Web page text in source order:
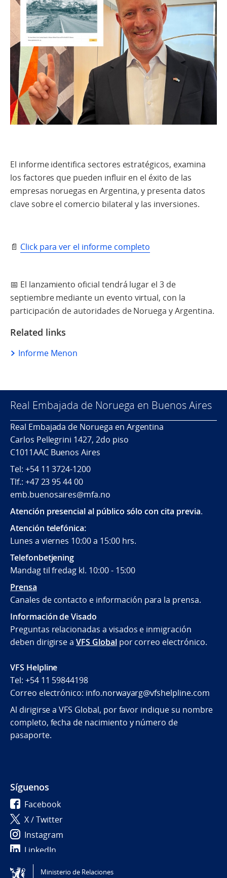
El informe identifica sectores estratégicos, examina
los factores que pueden influir en el éxito de las
empresas noruegas en Argentina, y presenta datos
clave sobre el comercio bilateral y las inversiones.
📄 Click para ver el informe completo
📅 El lanzamiento oficial tendrá lugar el 3 de
septiembre mediante un evento virtual, con la
participación de autoridades de Noruega y Argentina.
Related links
Informe Menon
Real Embajada de Noruega en Buenos Aires
Real Embajada de Noruega en Argentina
Carlos Pellegrini 1427, 2do piso
C1011AAC Buenos Aires
Tel: +54 11 3724-1200
Tlf.: +47 23 95 44 00
emb.buenosaires@mfa.no
Atención presencial al público sólo con cita previa.
Atención telefónica:
Lunes a viernes 10:00 a 15:00 hrs.
Telefonbetjening
Mandag til fredag kl. 10:00 - 15:00
Prensa
Canales de contacto e información para la prensa.
Información de Visado
Preguntas relacionadas a visados e inmigración
deben dirigirse aVFS Globalpor correo electrónico.
VFS Helpline
Tel: +54 11 59844198
Correo electrónico: info.norwayarg@vfshelpline.com
Al dirigirse a VFS Global, por favor indique su nombre
completo, fecha de nacimiento y número de
pasaporte.
Síguenos
Facebook
X / Twitter
Instagram
LinkedIn
Ministerio de Relaciones